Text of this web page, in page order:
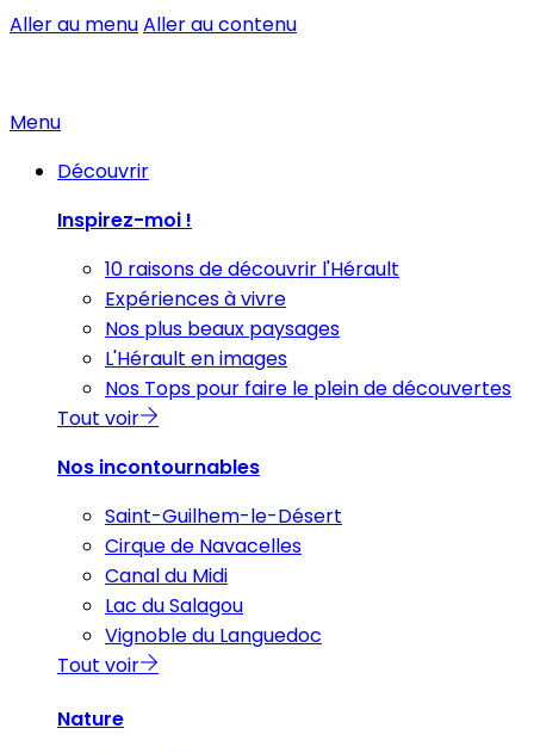
Aller au menuAller au contenu
Menu
Découvrir
Inspirez-moi !
10 raisons de découvrir l'Hérault
Expériences à vivre
Nos plus beaux paysages
L'Hérault en images
Nos Tops pour faire le plein de découvertes
Tout voir
Nos incontournables
Saint-Guilhem-le-Désert
Cirque de Navacelles
Canal du Midi
Lac du Salagou
Vignoble du Languedoc
Tout voir
Nature